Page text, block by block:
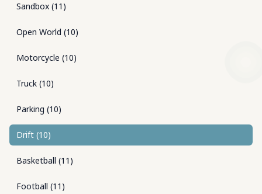
Sandbox (11 )
Open World (10)
Motorcycle (10)
Truck (10)
Parking (10)
Drift (10)
Basketball (11 )
Football (11 )